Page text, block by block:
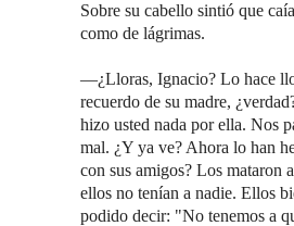
Sobre su cabello sintió que
como de lágrimas.
—¿Lloras, Ignacio? Lo hace
recuerdo de su madre,
hizo usted nada por ella. Nos
mal. ¿Y ya ve? Ahora lo han
con sus amigos? Los mataron
ellos no tenían a nadie. Ellos
podido decir: "No tenemos a